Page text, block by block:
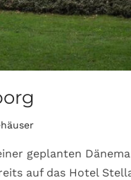
geplanten
auf das Hotel